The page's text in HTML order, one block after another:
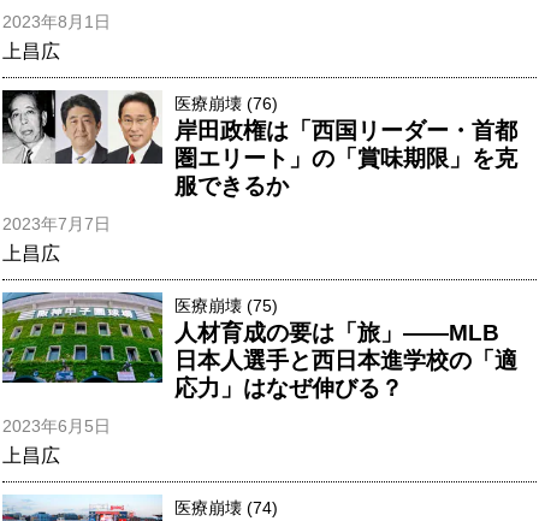
2023年8月1日
上昌広
医療崩壊 (76)
岸田政権は「西国リーダー・首都
圏エリート」の「賞味期限」を克
服できるか
2023年7月7日
上昌広
医療崩壊 (75)
人材育成の要は「旅」――MLB
日本人選手と西日本進学校の「適
応力」はなぜ伸びる？
2023年6月5日
上昌広
医療崩壊 (74)